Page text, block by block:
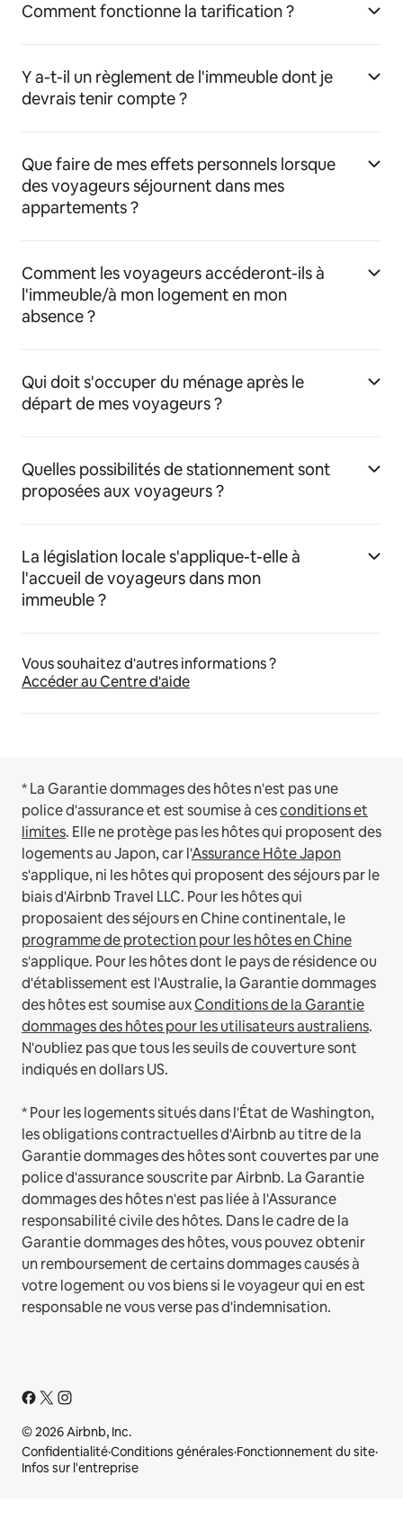
Comment fonctionne la tarification ?
Y a-t-il un règlement de l'immeuble dont je
devrais tenir compte ?
Que faire de mes effets personnels lorsque
des voyageurs séjournent dans mes
appartements ?
Comment les voyageurs accéderont-ils à
l'immeuble/à mon logement en mon
absence ?
Qui doit s'occuper du ménage après le
départ de mes voyageurs ?
Quelles possibilités de stationnement sont
proposées aux voyageurs ?
La législation locale s'applique-t-elle à
l'accueil de voyageurs dans mon
immeuble ?
Vous souhaitez d'autres informations ?
Accéder au Centre d'aide
* La Garantie dommages des hôtes n'est pas une
police d'assurance et est soumise à cesconditions et
limites. Elle ne protège pas les hôtes qui proposent des
logements au Japon, car l'Assurance Hôte Japon
s'applique, ni les hôtes qui proposent des séjours par le
biais d'Airbnb Travel LLC. Pour les hôtes qui
proposaient des séjours en Chine continentale, le
programme de protection pour les hôtes en Chine
s'applique. Pour les hôtes dont le pays de résidence ou
d'établissement est l'Australie, la Garantie dommages
des hôtes est soumise auxConditions de la Garantie
dommages des hôtes pour les utilisateurs australiens.
N'oubliez pas que tous les seuils de couverture sont
indiqués en dollars US.
* Pour les logements situés dans l'État de Washington,
les obligations contractuelles d'Airbnb au titre de la
Garantie dommages des hôtes sont couvertes par une
police d'assurance souscrite par Airbnb. La Garantie
dommages des hôtes n'est pas liée à l'Assurance
responsabilité civile des hôtes. Dans le cadre de la
Garantie dommages des hôtes, vous pouvez obtenir
un remboursement de certains dommages causés à
votre logement ou vos biens si le voyageur qui en est
responsable ne vous verse pas d'indemnisation.
© 2026 Airbnb, Inc.
Confidentialité·Conditions générales·Fonctionnement du site·
Infos sur l'entreprise